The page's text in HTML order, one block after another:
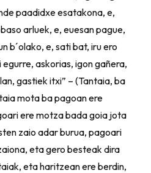
paadidxe esatakona, e,
arluek, e, euesan pague,
b´olako, e, sati bat, iru ero
askorias, igon gañera,
gastiek itxi” – (Tantaia, ba
mota ba pagoan ere
ere motza bada goia jota
zaio adar burua, pagoari
eta gero besteak dira
eta haritzean ere berdin,